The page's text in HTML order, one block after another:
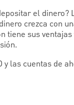
el dinero?
crezca con
sus
las cuentas de